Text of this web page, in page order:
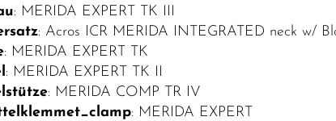
: MERIDA EXPERT TK III
: Acros ICR MERIDA INTEGRATED neck w/
: MERIDA EXPERT TK
: MERIDA EXPERT TK II
: MERIDA COMP TR IV
: MERIDA EXPERT